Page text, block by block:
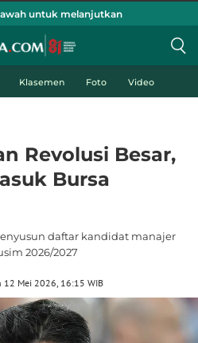
untuk melanjutkan
Klasemen Foto Video
Revolusi Besar,
Bursa
daftar kandidat manajer
2026/2027
12 Mei 2026, 16:15 WIB